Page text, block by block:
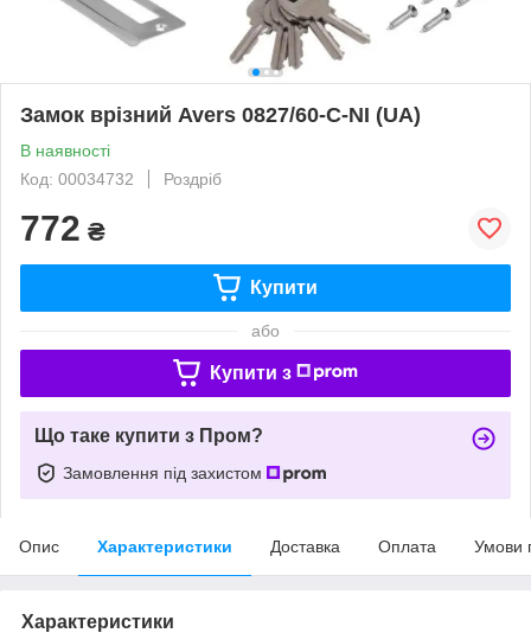
Замок врізний Avers 0827/60-C-NI (UA)
В наявності
Код: 00034732
Роздріб
772 ₴
Купити
або
Купити з
Що таке купити з Пром?
Замовлення під захистом
Опис Характеристики Доставка Оплата Умови
Характеристики